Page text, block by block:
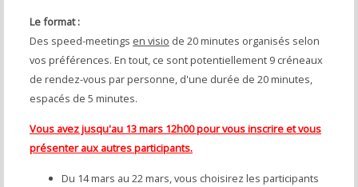
Le format :
Des speed-meetings en visio de 20 minutes organisés selon
vos préférences. En tout, ce sont potentiellement 9 créneaux
de rendez-vous par personne, d'une durée de 20 minutes,
espacés de 5 minutes.
Vous avez jusqu'au 13 mars 12h00 pour vous inscrire et vous
présenter aux autres participants.
Du 14 mars au 22 mars, vous choisirez les participants